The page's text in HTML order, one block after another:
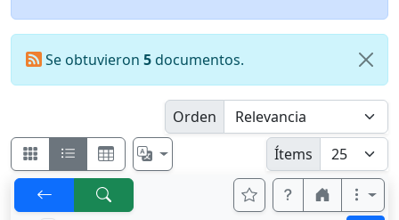
Se obtuvieron 5documentos.
Orden
Ítems